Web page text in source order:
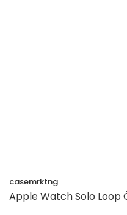
casemrktng
Apple Watch Solo Loop